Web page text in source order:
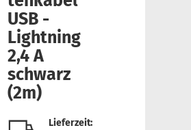
USB -
Light­ning
2,4 A
schwarz
(2m)
Lieferzeit: